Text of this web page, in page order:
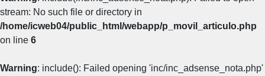
stream: No such file or directory in
/home/icweb04/public_html/webapp/p_movil_articulo.php
on line 6
Warning: include(): Failed opening 'inc/inc_adsense_nota.php'